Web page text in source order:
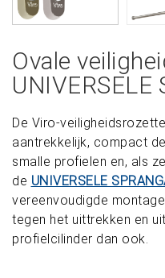
Ovale
UNIVERSELE
De Viro-
aantrekkelijk, compact
smalle profielen en, als
de UNIVERSELE
vereenvoudigde
tegen het uittrekken en
profielcilinder dan ook.